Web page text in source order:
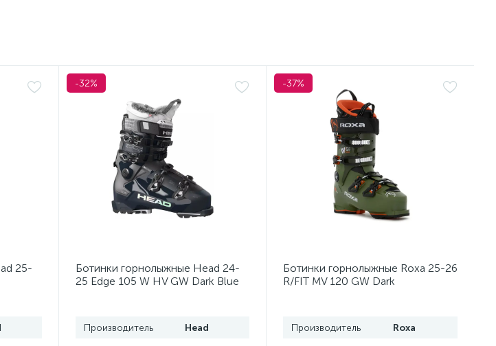
25-
-32%
Ботинки горнолыжные Head 24-
25 Edge 105 W HV GW Dark Blue
Производитель Head
-37%
Ботинки горнолыжные Roxa 25-26
R/FIT MV 120 GW Dark
Производитель Roxa